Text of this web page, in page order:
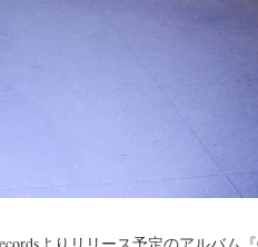
よりリリース予定のアルバム『